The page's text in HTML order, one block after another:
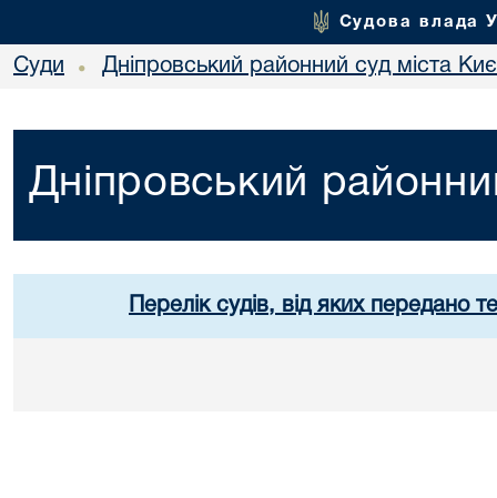
Судова влада
Суди • Дніпровський районний суд міста
Дніпровський
Перелік судів, від яких передано